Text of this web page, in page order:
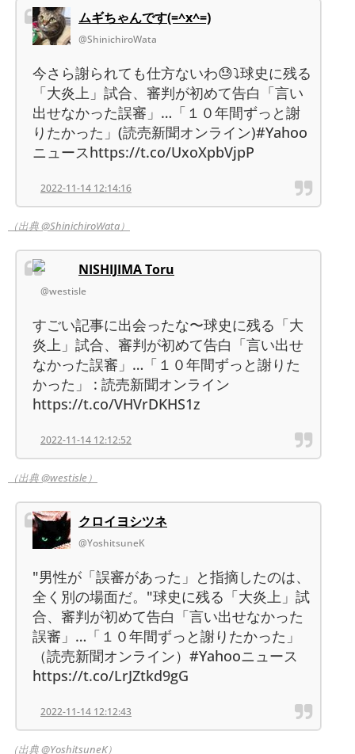
ムギちゃんです(=^x^=)
@ShinichiroWata
今さら謝られても仕方ないわ😓⤵️球史に残る
「大炎上」試合、審判が初めて告白「言い
出せなかった誤審」…「１０年間ずっと謝
りたかった」(読売新聞オンライン)#Yahoo
ニュースhttps://t.co/UxoXpbVjpP
2022-11-14 12:14:16
（出典 @ShinichiroWata）
NISHIJIMA Toru
@westisle
すごい記事に出会ったな〜球史に残る「大
炎上」試合、審判が初めて告白「言い出せ
なかった誤審」…「１０年間ずっと謝りた
かった」 : 読売新聞オンライン
https://t.co/VHVrDKHS1z
2022-11-14 12:12:52
（出典 @westisle）
クロイヨシツネ
@YoshitsuneK
"男性が「誤審があった」と指摘したのは、
全く別の場面だ。"球史に残る「大炎上」試
合、審判が初めて告白「言い出せなかった
誤審」…「１０年間ずっと謝りたかった」
（読売新聞オンライン）#Yahooニュース
https://t.co/LrJZtkd9gG
2022-11-14 12:12:43
（出典 @YoshitsuneK）